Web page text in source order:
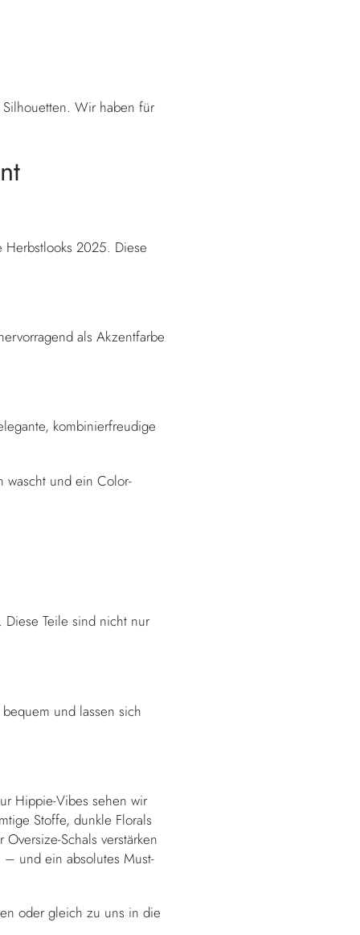
Wir haben für
2025. Diese
als Akzentfarbe
kombinierfreudige
wascht und ein Color-
Teile sind nicht nur
und lassen sich
Hippie-Vibes sehen wir
Stoffe, dunkle Florals
Schals verstärken
– und ein absolutes Must-
oder gleich zu uns in die